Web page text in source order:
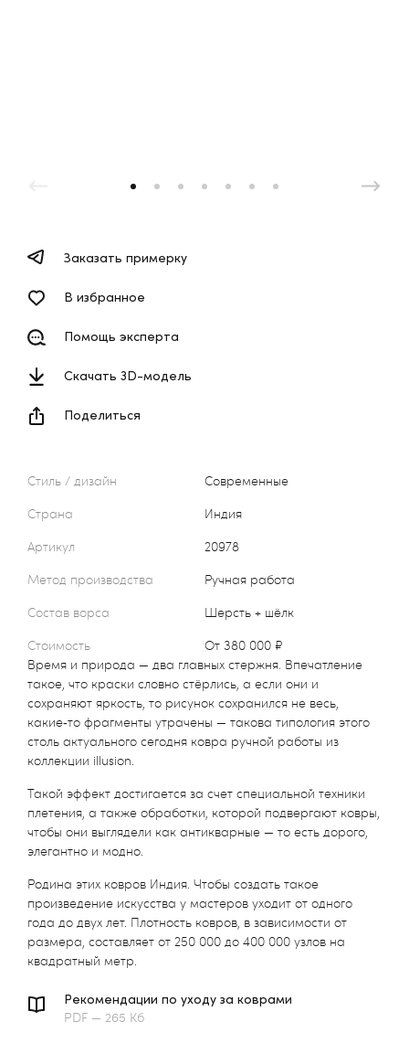
Стиль / дизайн
Современные
Страна
Индия
Артикул
20978
Метод производства
Ручная работа
Состав ворса
Шерсть + шёлк
Стоимость
от 380 000 ₽
Время и природа — два главных стержня. Впечатление
такое, что краски словно стёрлись, а если они и
сохраняют яркость, то рисунок сохранился не весь,
какие‑то фрагменты утрачены — такова типология этого
столь актуального сегодня ковра ручной работы из
коллекции illusion.
Такой эффект достигается за счет специальной техники
плетения, а также обработки, которой подвергают ковры,
чтобы они выглядели как антикварные — то есть дорого,
элегантно и модно.
Родина этих ковров Индия. Чтобы создать такое
произведение искусства у мастеров уходит от одного
года до двух лет. Плотность ковров, в зависимости от
размера, составляет от 250 000 до 400 000 узлов на
квадратный метр.
Рекомендации по уходу за коврами
PDF — 265 Кб
Заказать примерку
В избранное
Помощь эксперта
Скачать 3D-модель
Поделиться